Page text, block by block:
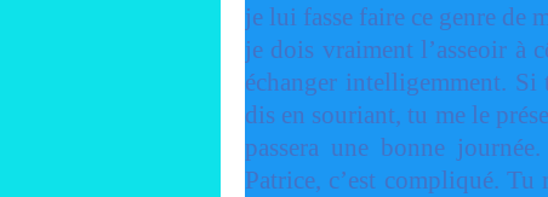
je lui fasse faire ce genre de
je dois vraiment l’asseoir à
échanger intelligemment.
dis en souriant, tu me le
passera une bonne
Patrice, c’est compliqué.